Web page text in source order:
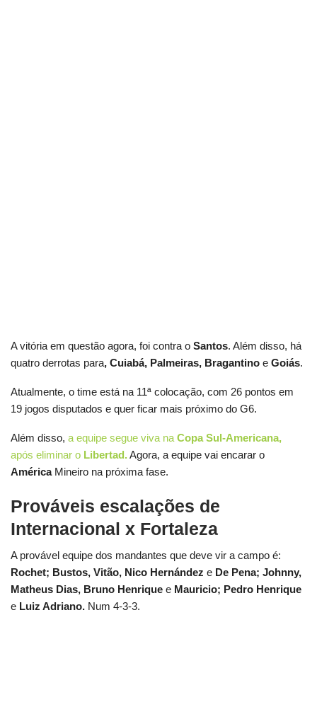
A vitória em questão agora, foi contra o Santos. Além disso, há
quatro derrotas para, Cuiabá, Palmeiras, Bragantino e Goiás.
Atualmente, o time está na 11ª colocação, com 26 pontos em
19 jogos disputados e quer ficar mais próximo do G6.
Além disso, a equipe segue viva na Copa Sul-Americana,
após eliminar o Libertad.Agora, a equipe vai encarar o
América Mineiro na próxima fase.
Prováveis escalações de
Internacional x Fortaleza
A provável equipe dos mandantes que deve vir a campo é:
Rochet; Bustos, Vitão, Nico Hernández e De Pena; Johnny,
Matheus Dias, Bruno Henrique e Mauricio; Pedro Henrique
e Luiz Adriano. Num 4-3-3.